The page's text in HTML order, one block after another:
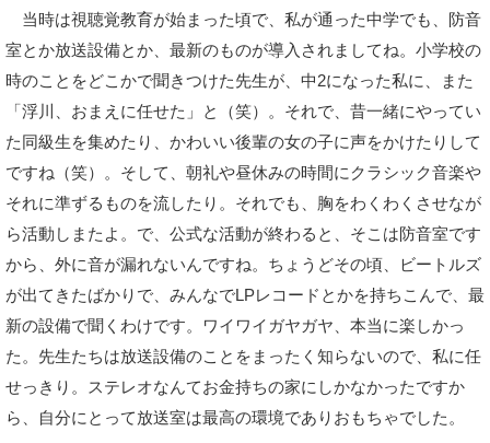
当時は視聴覚教育が始まった頃で、私が通った中学でも、防音
室とか放送設備とか、最新のものが導入されましてね。小学校の
時のことをどこかで聞きつけた先生が、中2になった私に、また
「浮川、おまえに任せた」と（笑）。それで、昔一緒にやってい
た同級生を集めたり、かわいい後輩の女の子に声をかけたりして
ですね（笑）。そして、朝礼や昼休みの時間にクラシック音楽や
それに準ずるものを流したり。それでも、胸をわくわくさせなが
ら活動しまたよ。で、公式な活動が終わると、そこは防音室です
から、外に音が漏れないんですね。ちょうどその頃、ビートルズ
が出てきたばかりで、みんなでLPレコードとかを持ちこんで、最
新の設備で聞くわけです。ワイワイガヤガヤ、本当に楽しかっ
た。先生たちは放送設備のことをまったく知らないので、私に任
せっきり。ステレオなんてお金持ちの家にしかなかったですか
ら、自分にとって放送室は最高の環境でありおもちゃでした。